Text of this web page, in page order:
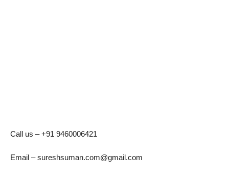
Call us – +91 9460006421
Email – sureshsuman.com@gmail.com